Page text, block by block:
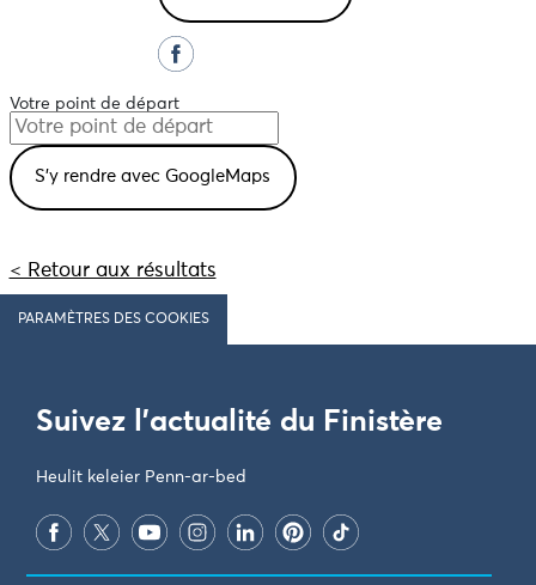
Votre point de départ
< Retour aux résultats
PARAMÈTRES DES COOKIES
Suivez l'actualité du Finistère
Heulit keleier Penn-ar-bed